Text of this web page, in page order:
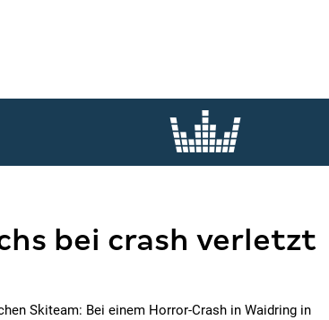
bei crash verletzt
Skiteam: Bei einem Horror-Crash in Waidring in